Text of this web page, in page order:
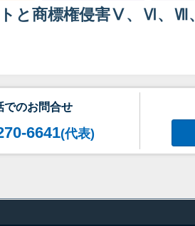
トと商標権侵害Ⅴ、Ⅵ、
でのお問合せ
6641(代表)